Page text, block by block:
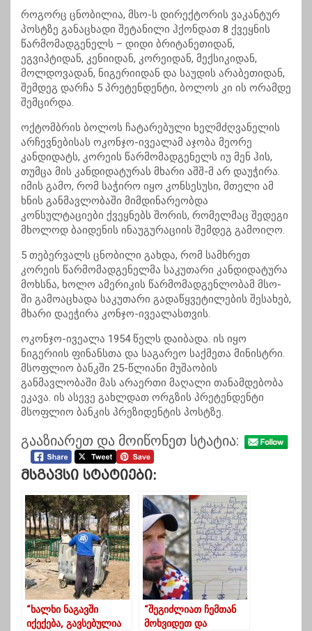
როგორც ცნობილია, მსო-ს დირექტორის ვაკანტურ
პოსტზე განაცხადი შეტანილი ჰქონდათ 8 ქვეყნის
წარმომადგენელს – დიდი ბრიტანეთიდან,
ეგვიპტიდან, კენიიდან, კორეიდან, მექსიკიდან,
მოლდოვადან, ნიგერიიდან და საუდის არაბეთიდან,
შემდეგ დარჩა 5 პრეტენდენტი, ბოლოს კი ის ორამდე
შემცირდა.
ოქტომბრის ბოლოს ჩატარებული ხელმძღვანელის
არჩევნებისას ოკონჯო-ივეალამ აჯობა მეორე
კანდიდატს, კორეის წარმომადგენელს იუ მენ ჰის,
თუმცა მის კანდიდატურას მხარი აშშ-მ არ დაუჭირა.
იმის გამო, რომ საჭირო იყო კონსესუსი, მთელი ამ
ხნის განმავლობაში მიმდინარეობდა
კონსულტაციები ქვეყნებს შორის, რომელმაც შედეგი
მხოლოდ ბაიდენის ინაუგურაციის შემდეგ გამოიღო.
5 თებერვალს ცნობილი გახდა, რომ სამხრეთ
კორეის წარმომადგენელმა საკუთარი კანდიდატურა
მოხსნა, ხოლო ამერიკის წარმომადგენლობამ მსო-
ში გამოაცხადა საკუთარი გადაწყვეტილების შესახებ,
მხარი დაეჭირა კონჯო-ივეალასთვის.
ოკონჯო-ივეალა 1954 წელს დაიბადა. ის იყო
ნიგერიის ფინანსთა და საგარეო საქმეთა მინისტრი.
მსოფლიო ბანკში 25-წლიანი მუშაობის
განმავლობაში მას არაერთი მაღალი თანამდებობა
ეკავა. ის ასევე გახლდათ ორგზის პრეტენდენტი
მსოფლიო ბანკის პრეზიდენტის პოსტზე.
გააზიარეთ და მოიწონეთ სტატია:
Მსგავსი Სტატიები:
“ხალხი ნაგავში
იქექება, გავსებულია
“შეგიძლიათ ჩემთან
მოხვიდეთ და